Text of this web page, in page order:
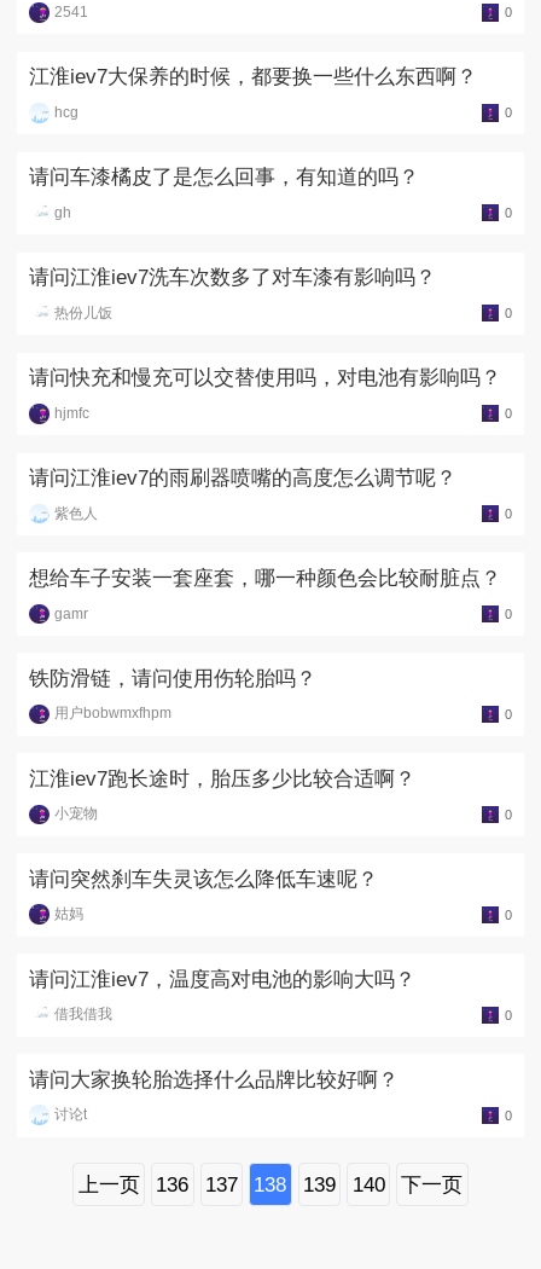
2541 0
江淮iev7大保养的时候，都要换一些什么东西啊？
hcg 0
请问车漆橘皮了是怎么回事，有知道的吗？
gh 0
请问江淮iev7洗车次数多了对车漆有影响吗？
热份儿饭 0
请问快充和慢充可以交替使用吗，对电池有影响吗？
hjmfc 0
请问江淮iev7的雨刷器喷嘴的高度怎么调节呢？
紫色人 0
想给车子安装一套座套，哪一种颜色会比较耐脏点？
gamr 0
铁防滑链，请问使用伤轮胎吗？
用户bobwmxfhpm 0
江淮iev7跑长途时，胎压多少比较合适啊？
小宠物 0
请问突然刹车失灵该怎么降低车速呢？
姑妈 0
请问江淮iev7，温度高对电池的影响大吗？
借我借我 0
请问大家换轮胎选择什么品牌比较好啊？
讨论t 0
上一页 136 137 138 139 140 下一页